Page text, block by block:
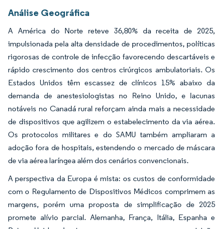
Análise Geográfica
A América do Norte reteve 36,80% da receita de 2025,
impulsionada pela alta densidade de procedimentos, políticas
rigorosas de controle de infecção favorecendo descartáveis e
rápido crescimento dos centros cirúrgicos ambulatoriais. Os
Estados Unidos têm escassez de clínicos 15% abaixo da
demanda de anestesiologistas no Reino Unido, e lacunas
notáveis no Canadá rural reforçam ainda mais a necessidade
de dispositivos que agilizem o estabelecimento da via aérea.
Os protocolos militares e do SAMU também ampliaram a
adoção fora de hospitais, estendendo o mercado de máscara
de via aérea laríngea além dos cenários convencionais.
A perspectiva da Europa é mista: os custos de conformidade
com o Regulamento de Dispositivos Médicos comprimem as
margens, porém uma proposta de simplificação de 2025
promete alívio parcial. Alemanha, França, Itália, Espanha e